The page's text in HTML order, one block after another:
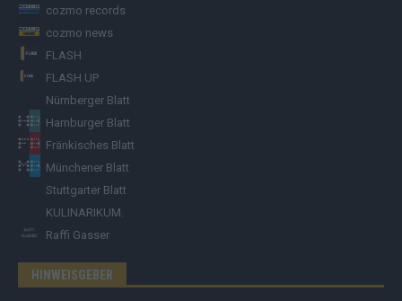
cozmo records
cozmo news
FLASH
FLASH UP
Nürnberger Blatt
Hamburger Blatt
Fränkisches Blatt
Münchener Blatt
Stuttgarter Blatt
KULINARIKUM.
Raffi Gasser
HINWEISGEBER